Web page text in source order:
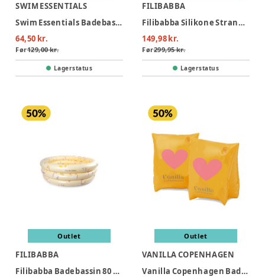
SWIM ESSENTIALS
Swim Essentials Badebassin 60 cm - Strawberry Fields
64,50 kr.
Før129,00 kr.
Lagerstatus
FILIBABBA
Filibabba Silikone Strandsæt - Konfetti
149,98 kr.
Før299,95 kr.
Lagerstatus
Outlet
FILIBABBA
Filibabba Badebassin 80 cm Alfie – Unicorn Shores
Outlet
VANILLA COPENHAGEN
Vanilla Copenhagen Badevinger - Neon Hearts